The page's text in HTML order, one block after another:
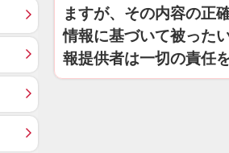
ますが、その内容の正
情報に基づいて被った
報提供者は一切の責任